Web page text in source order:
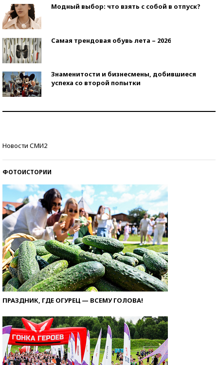
Модный выбор: что взять с собой в отпуск?
Самая трендовая обувь лета – 2026
Знаменитости и бизнесмены, добившиеся
успеха со второй попытки
Новости СМИ2
ФОТОИСТОРИИ
ПРАЗДНИК, ГДЕ ОГУРЕЦ — ВСЕМУ ГОЛОВА!